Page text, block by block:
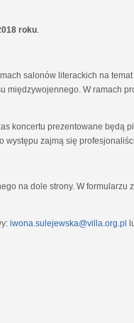
roku
salonów literackich na
W ramach
koncertu prezentowane będą
występu zajmą się profesjonaliści.
na dole strony. W formularzu
iwona.sulejewska@villa.org.pl